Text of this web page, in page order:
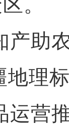
。
助农
地理
运营